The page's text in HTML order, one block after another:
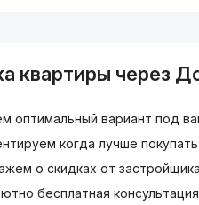
квартиры через
оптимальный вариант под
когда лучше покупать
о скидках от
бесплатная